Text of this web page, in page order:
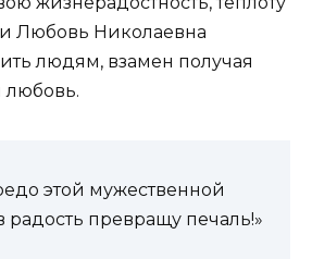
Любовь Николаевна
людям, взамен получая
любовь.
этой мужественной
превращу печаль!»